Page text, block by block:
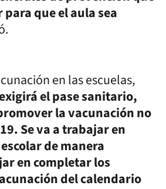
que el aula sea
en las escuelas,
el pase sanitario,
la vacunación no
Se va a trabajar en
de manera
en completar los
del calendario